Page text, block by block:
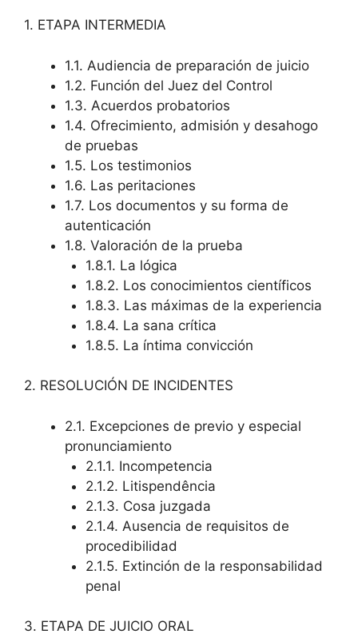
1. ETAPA INTERMEDIA
1.1. Audiencia de preparación de juicio
1.2. Función del Juez del Control
1.3. Acuerdos probatorios
1.4. Ofrecimiento, admisión y desahogo
de pruebas
1.5. Los testimonios
1.6. Las peritaciones
1.7. Los documentos y su forma de
autenticación
1.8. Valoración de la prueba
1.8.1. La lógica
1.8.2. Los conocimientos científicos
1.8.3. Las máximas de la experiencia
1.8.4. La sana crítica
1.8.5. La íntima convicción
2. RESOLUCIÓN DE INCIDENTES
2.1. Excepciones de previo y especial
pronunciamiento
2.1.1. Incompetencia
2.1.2. Litispendência
2.1.3. Cosa juzgada
2.1.4. Ausencia de requisitos de
procedibilidad
2.1.5. Extinción de la responsabilidad
penal
3. ETAPA DE JUICIO ORAL